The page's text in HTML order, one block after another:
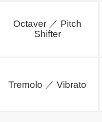
Octaver ／ Pitch
Shifter
Tremolo ／ Vibrato